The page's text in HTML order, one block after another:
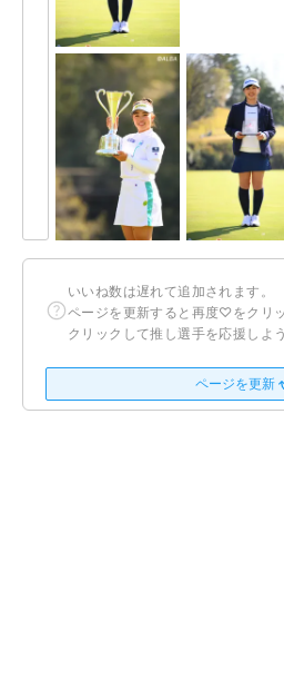
いいね数は遅れて追加されます。
ページを更新すると再度♡をクリ
クリックして推し選手を応援しよ
ページを更新